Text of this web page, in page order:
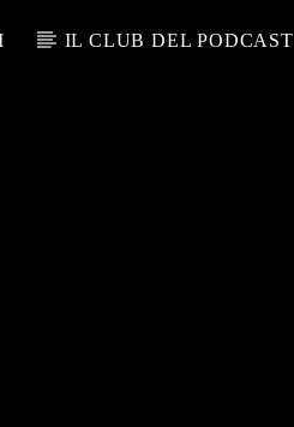
IL CLUB DEL PODCAST